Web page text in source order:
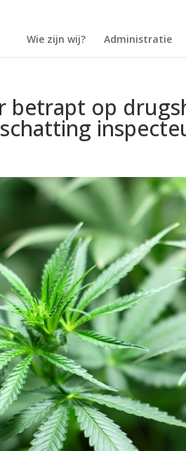
Wie zijn wij? Administratie
betrapt op